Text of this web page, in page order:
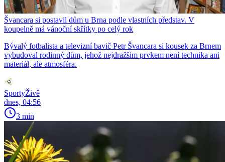
Švancara si postavil dům u Brna podle vlastních představ. V
koupelně má vánoční skřítky po celý rok
Bývalý fotbalista a televizní bavič Petr Švancara si kousek za Brnem
vybudoval rodinný dům, jehož nejdražším prvkem není technika ani
materiál, ale atmosféra.
SportyŽivě
dnes, 04:56
3 min